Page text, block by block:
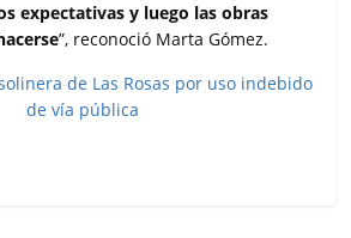
expectativas y luego las obras
”, reconoció Marta Gómez.